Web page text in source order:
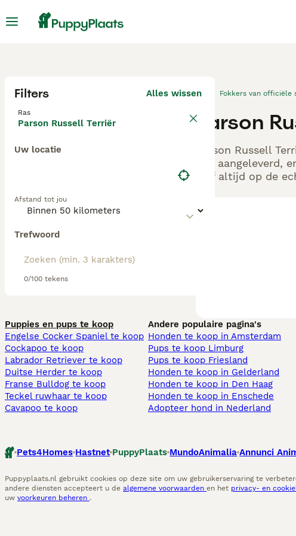
Filters Alles wissen
Ras
Parson Russell Terriër
Uw locatie
Afstand tot jou
Trefwoord
0/100 tekens
Fokkers van officiële
Parson
Parson Russell
ons aangeleverd,
zelf altijd op de
Puppies en pups te koop
Engelse Cocker Spaniel te koop
Cockapoo te koop
Labrador Retriever te koop
Duitse Herder te koop
Franse Bulldog te koop
Teckel ruwhaar te koop
Cavapoo te koop
Andere populaire pagina's
Honden te koop in Amsterdam
Pups te koop Limburg​
Pups te koop Friesland​
Honden te koop in Gelderland
Honden te koop in Den Haag
Honden te koop in Enschede
Adopteer hond in Nederland
Pets4Homes Hastnet PuppyPlaats MundoAnimalia Annunci
Puppyplaats.nl gebruikt cookies op deze site om uw gebruikerservaring te
andere diensten accepteert u de algemene voorwaarden en het privacy- en
uw voorkeuren beheren .